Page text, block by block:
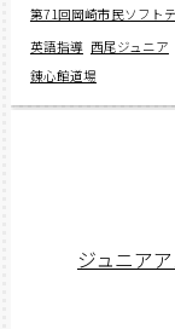
第71回岡崎市民ソフト
英語指導 西尾ジュニア
錬心館道場
ジュニア